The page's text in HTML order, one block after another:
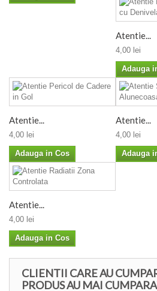
Atentie...
4,00 lei
Adauga
Atentie...
4,00 lei
Adauga in Cos
Atentie...
4,00 lei
Adauga
Atentie...
4,00 lei
Adauga in Cos
CLIENTII CARE AU
PRODUS AU MAI